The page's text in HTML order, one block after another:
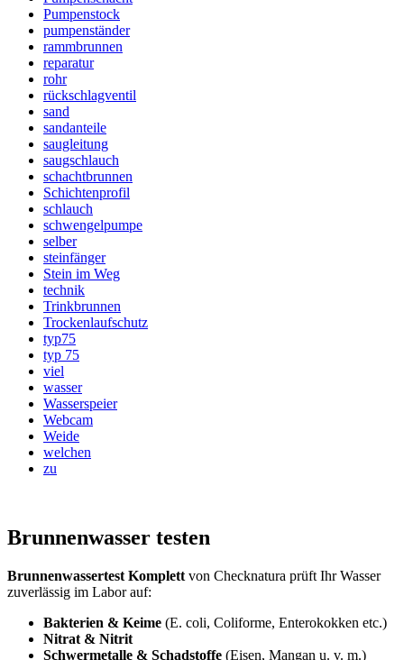
Pumpenstock
pumpenständer
rammbrunnen
reparatur
rohr
rückschlagventil
sand
sandanteile
saugleitung
saugschlauch
schachtbrunnen
Schichtenprofil
schlauch
schwengelpumpe
selber
steinfänger
Stein im Weg
technik
Trinkbrunnen
Trockenlaufschutz
typ75
typ 75
viel
wasser
Wasserspeier
Webcam
Weide
welchen
zu
Brunnenwasser testen
Brunnenwassertest Komplett von Checknatura prüft Ihr Wasser
zuverlässig im Labor auf:
Bakterien & Keime (E. coli, Coliforme, Enterokokken etc.)
Nitrat & Nitrit
Schwermetalle & Schadstoffe (Eisen, Mangan u. v. m.)